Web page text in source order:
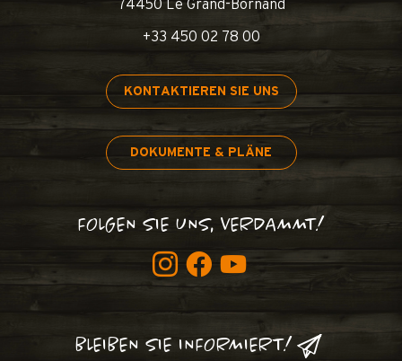
74450 Le Grand-Bornand
+33 450 02 78 00
KONTAKTIEREN SIE UNS
DOKUMENTE & PLÄNE
FOLGEN SIE UNS, VERDAMMT!
BLEIBEN SIE INFORMIERT!